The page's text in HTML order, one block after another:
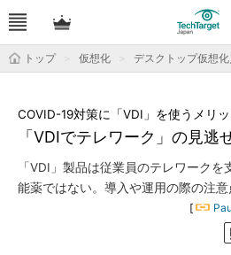
トップ 仮想化 デスクトップ仮想
「VDIでテレワーク」の見逃
COVID-19対策に「VDI」を使うメリッ
「VDI」製品は従業員のテレワーク
能薬ではない。導入や運用の際の注意
[